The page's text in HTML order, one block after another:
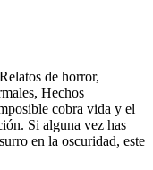
de horror,
Hechos
cobra vida y el
Si alguna vez has
en la oscuridad, este